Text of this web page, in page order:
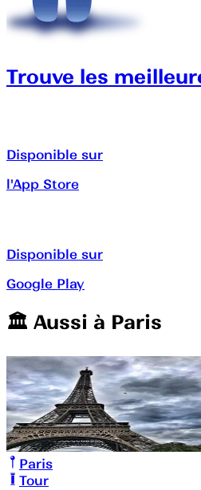
Trouve les
Disponible sur
l'App Store
Disponible sur
Google Play
🏛️️ Aussi à Paris
Paris
Tour